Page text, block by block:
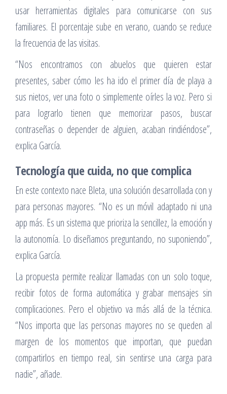
usar herramientas digitales para comunicarse con sus
familiares. El porcentaje sube en verano, cuando se reduce
la frecuencia de las visitas.
“Nos encontramos con abuelos que quieren estar
presentes, saber cómo les ha ido el primer día de playa a
sus nietos, ver una foto o simplemente oírles la voz. Pero si
para lograrlo tienen que memorizar pasos, buscar
contraseñas o depender de alguien, acaban rindiéndose”,
explica García.
Tecnología que cuida, no que complica
En este contexto nace Bleta, una solución desarrollada con y
para personas mayores. “No es un móvil adaptado ni una
app más. Es un sistema que prioriza la sencillez, la emoción y
la autonomía. Lo diseñamos preguntando, no suponiendo”,
explica García.
La propuesta permite realizar llamadas con un solo toque,
recibir fotos de forma automática y grabar mensajes sin
complicaciones. Pero el objetivo va más allá de la técnica.
“Nos importa que las personas mayores no se queden al
margen de los momentos que importan, que puedan
compartirlos en tiempo real, sin sentirse una carga para
nadie”, añade.